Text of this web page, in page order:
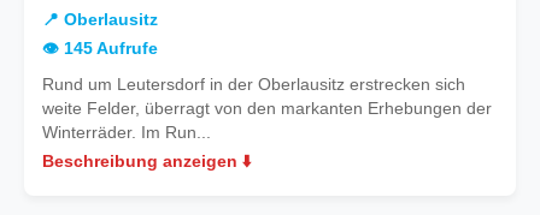
📍 Oberlausitz
👁️ 145 Aufrufe
Rund um Leutersdorf in der Oberlausitz erstrecken sich
weite Felder, überragt von den markanten Erhebungen der
Winterräder. Im Run...
Beschreibung anzeigen ⬇️